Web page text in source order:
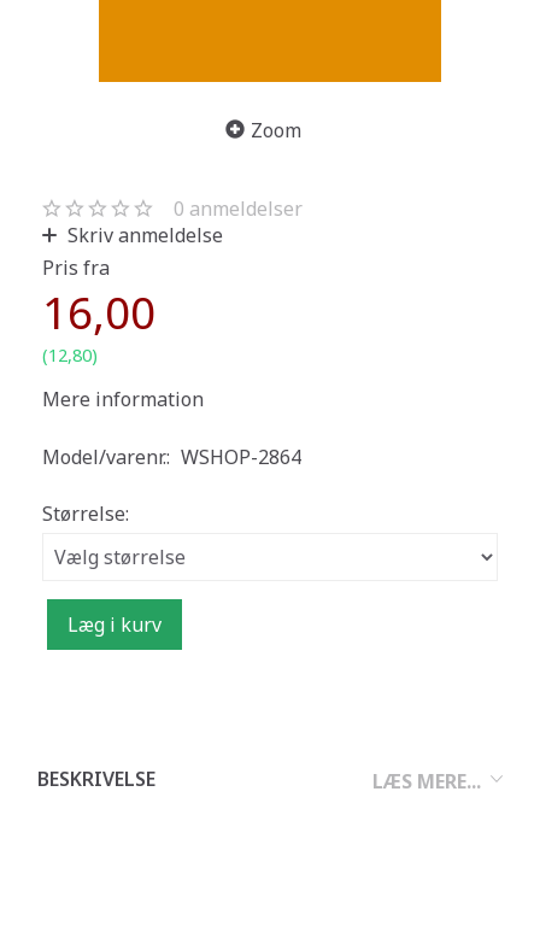
Zoom
0 anmeldelser
Skriv anmeldelse
Pris fra
16,00
(12,80)
Mere information
Model/varenr.: WSHOP-2864
Størrelse:
Læg i kurv
LÆS MERE...
BESKRIVELSE